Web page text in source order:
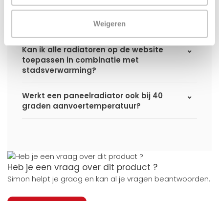
Weigeren
Ik heb een (hybride) warmtepomp
installatie, kan ik alle radiatoren
gebruiken uit de website?
Kan ik alle radiatoren op de website
toepassen in combinatie met
stadsverwarming?
Werkt een paneelradiator ook bij 40
graden aanvoertemperatuur?
Heb je een vraag over dit product ?
Simon helpt je graag en kan al je vragen beantwoorden.